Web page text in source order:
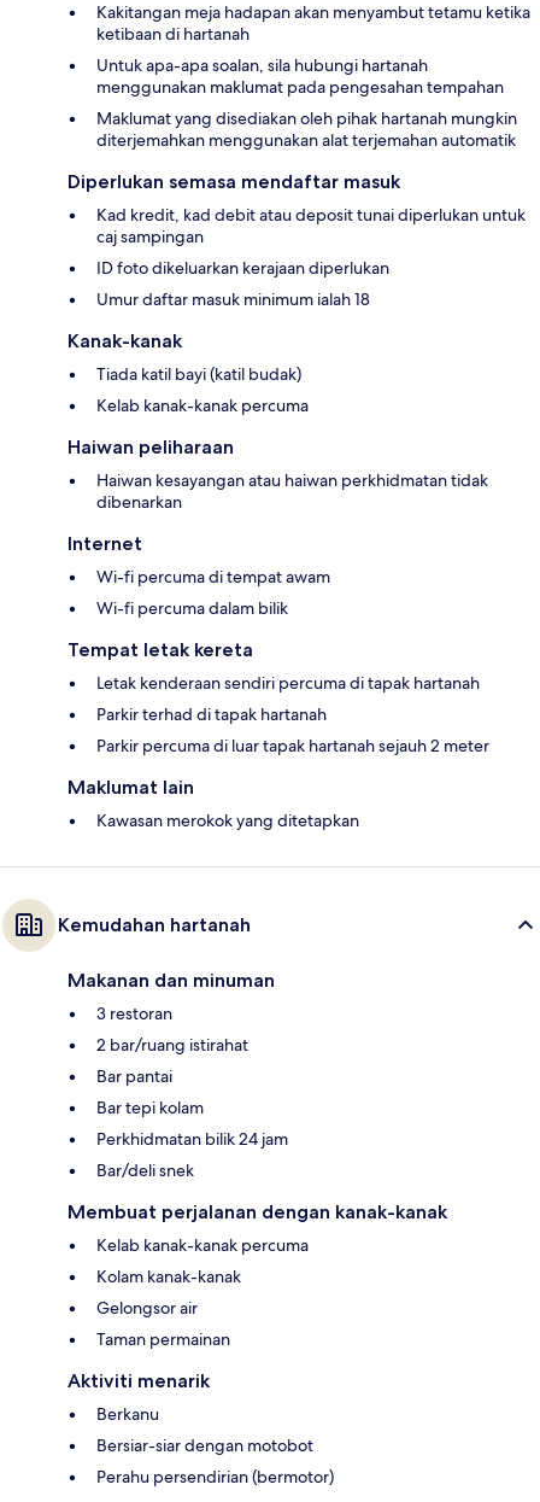
Kakitangan meja hadapan akan menyambut tetamu ketika
ketibaan di hartanah
Untuk apa-apa soalan, sila hubungi hartanah
menggunakan maklumat pada pengesahan tempahan
Maklumat yang disediakan oleh pihak hartanah mungkin
diterjemahkan menggunakan alat terjemahan automatik
Diperlukan semasa mendaftar masuk
Kad kredit, kad debit atau deposit tunai diperlukan untuk
caj sampingan
ID foto dikeluarkan kerajaan diperlukan
Umur daftar masuk minimum ialah 18
Kanak-kanak
Tiada katil bayi (katil budak)
Kelab kanak-kanak percuma
Haiwan peliharaan
Haiwan kesayangan atau haiwan perkhidmatan tidak
dibenarkan
Internet
Wi-fi percuma di tempat awam
Wi-fi percuma dalam bilik
Tempat letak kereta
Letak kenderaan sendiri percuma di tapak hartanah
Parkir terhad di tapak hartanah
Parkir percuma di luar tapak hartanah sejauh 2 meter
Maklumat lain
Kawasan merokok yang ditetapkan
Kemudahan hartanah
Makanan dan minuman
3 restoran
2 bar/ruang istirahat
Bar pantai
Bar tepi kolam
Perkhidmatan bilik 24 jam
Bar/deli snek
Membuat perjalanan dengan kanak-kanak
Kelab kanak-kanak percuma
Kolam kanak-kanak
Gelongsor air
Taman permainan
Aktiviti menarik
Berkanu
Bersiar-siar dengan motobot
Perahu persendirian (bermotor)